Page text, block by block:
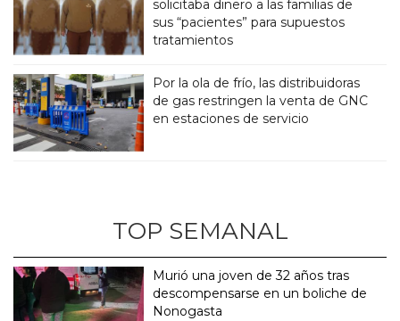
solicitaba dinero a las familias de
sus “pacientes” para supuestos
tratamientos
Por la ola de frío, las distribuidoras
de gas restringen la venta de GNC
en estaciones de servicio
TOP SEMANAL
Murió una joven de 32 años tras
descompensarse en un boliche de
Nonogasta